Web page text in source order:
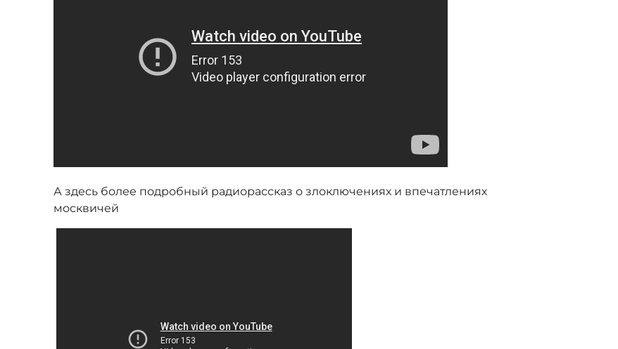
А здесь более подробный радиорассказ о злоключениях и впечатлениях
москвичей